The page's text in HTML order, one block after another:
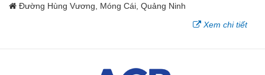
Đường Hùng Vương, Móng Cái, Quảng Ninh
Xem chi tiết